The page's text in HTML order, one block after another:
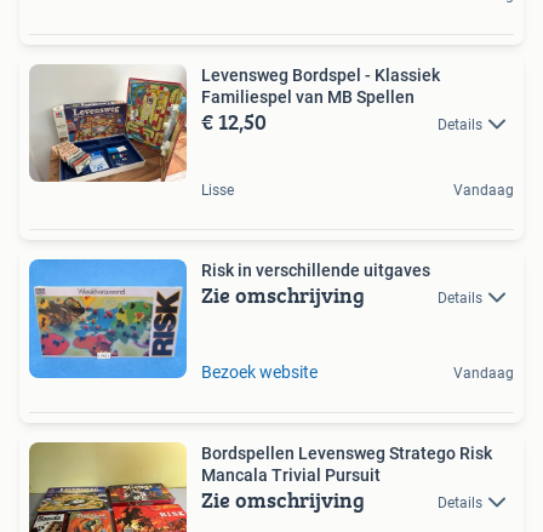
Levensweg Bordspel - Klassiek
Familiespel van MB Spellen
€ 12,50 Details
Lisse Vandaag
Risk in verschillende uitgaves
Zie omschrijving Details
Bezoek website Vandaag
Bordspellen Levensweg Stratego Risk
Mancala Trivial Pursuit
Zie omschrijving Details